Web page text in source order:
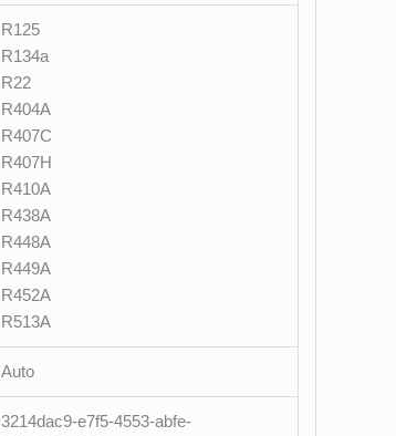
R125
R134a
R22
R404A
R407C
R407H
R410A
R438A
R448A
R449A
R452A
R513A
Auto
3214dac9-e7f5-4553-abfe-